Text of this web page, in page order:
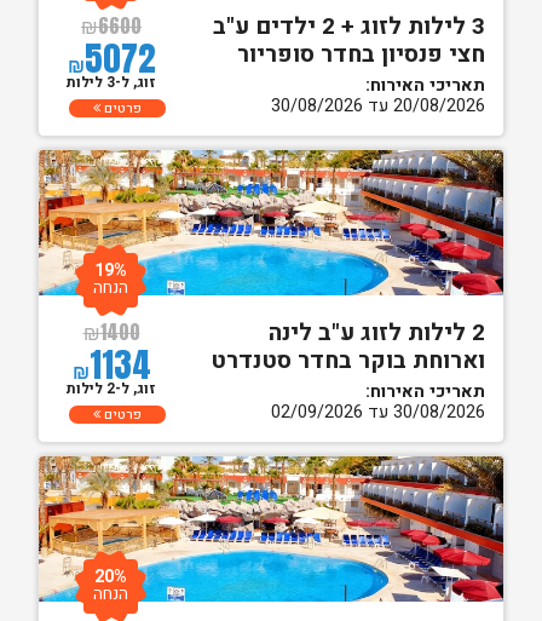
3 לילות לזוג + 2 ילדים ע"ב
חצי פנסיון בחדר סופריור
תאריכי האירוח:
20/08/2026 עד 30/08/2026
₪6600
₪5072
זוג, ל-3 לילות
פרטים
2 לילות לזוג ע"ב לינה
וארוחת בוקר בחדר סטנדרט
תאריכי האירוח:
30/08/2026 עד 02/09/2026
₪1400
₪1134
19%
הנחה
זוג, ל-2 לילות
פרטים
20%
הנחה